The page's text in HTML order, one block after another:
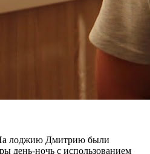
лоджию Дмитрию были
день-ночь с использованием